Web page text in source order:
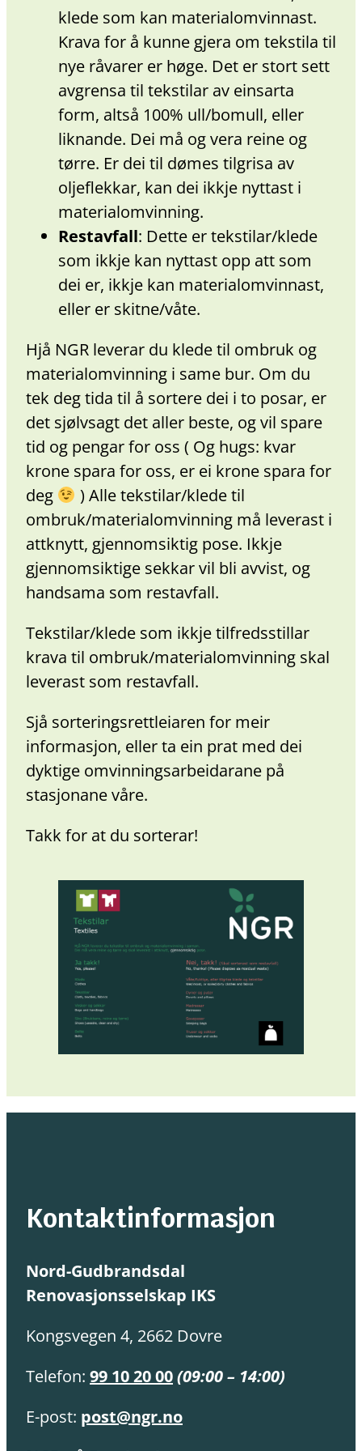
klede som kan materialomvinnast.
Krava for å kunne gjera om tekstila til
nye råvarer er høge. Det er stort sett
avgrensa til tekstilar av einsarta
form, altså 100% ull/bomull, eller
liknande. Dei må og vera reine og
tørre. Er dei til dømes tilgrisa av
oljeflekkar, kan dei ikkje nyttast i
materialomvinning.
Restavfall: Dette er tekstilar/klede
som ikkje kan nyttast opp att som
dei er, ikkje kan materialomvinnast,
eller er skitne/våte.
Hjå NGR leverar du klede til ombruk og
materialomvinning i same bur. Om du
tek deg tida til å sortere dei i to posar, er
det sjølvsagt det aller beste, og vil spare
tid og pengar for oss ( Og hugs: kvar
krone spara for oss, er ei krone spara for
deg
) Alle tekstilar/klede til
ombruk/materialomvinning må leverast i
attknytt, gjennomsiktig pose. Ikkje
gjennomsiktige sekkar vil bli avvist, og
handsama som restavfall.
Tekstilar/klede som ikkje tilfredsstillar
krava til ombruk/materialomvinning skal
leverast som restavfall.
Sjå sorteringsrettleiaren for meir
informasjon, eller ta ein prat med dei
dyktige omvinningsarbeidarane på
stasjonane våre.
Takk for at du sorterar!
Kontaktinformasjon
Nord-Gudbrandsdal
Renovasjonsselskap IKS
Kongsvegen 4, 2662 Dovre
Telefon: 99 10 20 00(09:00 – 14:00)
E-post: post@ngr.no